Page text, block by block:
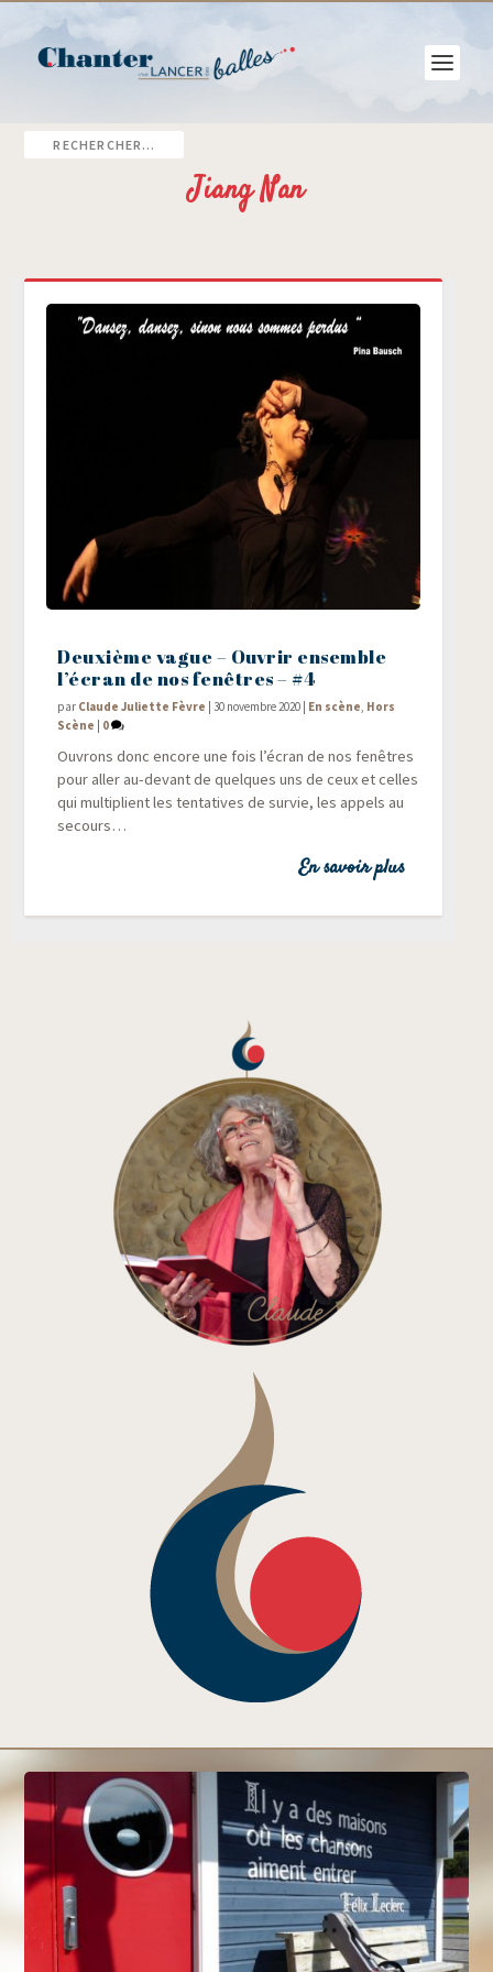
Jiang Nan
Deuxième vague – Ouvrir ensemble
l’écran de nos fenêtres – #4
par Claude Juliette Fèvre |30 novembre 2020 | En scène Hors
Scène | 0
Ouvrons donc encore une fois l’écran de nos fenêtres
pour aller au-devant de quelques uns de ceux et celles
qui mul­ti­plient les ten­ta­tives de sur­vie, les appels au
secours…
En savoir plus